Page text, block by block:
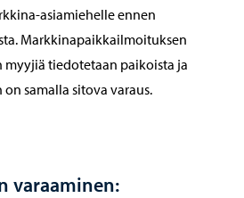
asiamiehelle ennen
Markkinapaikkailmoituksen
myyjiä tiedotetaan paikoista ja
samalla sitova varaus.
varaaminen: